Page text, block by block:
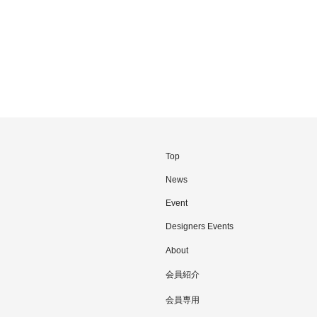
Top
News
Event
Designers Events
About
会員紹介
会員専用